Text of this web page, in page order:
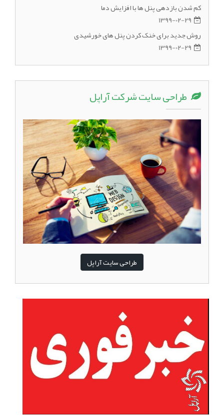
کم شدن بازدهی پنل ها با افزایش دما
1399-02-29
روش جدید برای خنک کردن پنل های خورشیدی
1399-02-29
طراحی سایت شرکت آراپل
طراحی سایت آراپل